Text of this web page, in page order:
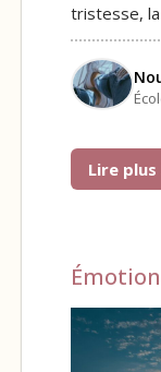
tristesse,
Lire plus